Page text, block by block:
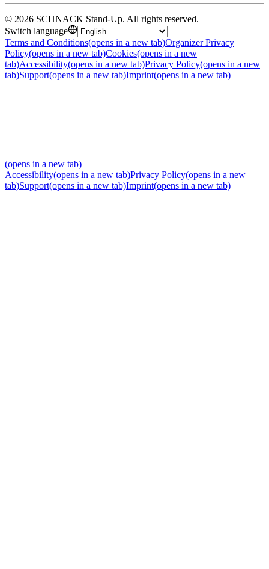
© 2026 SCHNACK Stand-Up. All rights reserved.
Switch language
Terms and Conditions(opens in a new tab)Organizer Privacy
Policy(opens in a new tab)Cookies(opens in a new
tab)Accessibility(opens in a new tab)Privacy Policy(opens in a new
tab)Support(opens in a new tab)Imprint(opens in a new tab)
(opens in a new tab)
Accessibility(opens in a new tab)Privacy Policy(opens in a new
tab)Support(opens in a new tab)Imprint(opens in a new tab)